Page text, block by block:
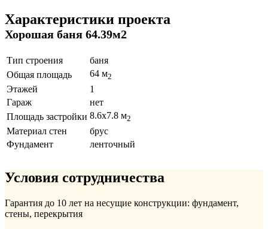
Характеристики проекта
Хорошая баня 64.39м2
Тип строения
баня
Общая площадь
64 м2
Этажей
1
Гараж
нет
Площадь застройки 8.6x7.8 м2
Материал стен
брус
Фундамент
ленточный
Условия сотрудничества
Гарантия до 10 лет на несущие конструкции: фундамент,
стены, перекрытия